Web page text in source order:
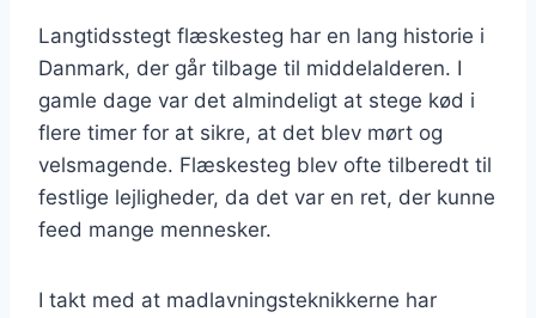
Langtidsstegt flæskesteg har en lang historie i
Danmark, der går tilbage til middelalderen. I
gamle dage var det almindeligt at stege kød i
flere timer for at sikre, at det blev mørt og
velsmagende. Flæskesteg blev ofte tilberedt til
festlige lejligheder, da det var en ret, der kunne
feed mange mennesker.
I takt med at madlavningsteknikkerne har